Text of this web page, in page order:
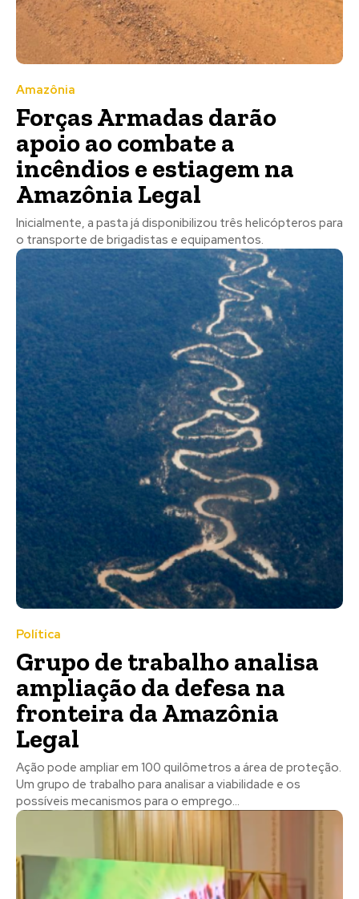
Amazônia
Forças Armadas darão
apoio ao combate a
incêndios e estiagem na
Amazônia Legal
Inicialmente, a pasta já disponibilizou três helicópteros para
o transporte de brigadistas e equipamentos.
Política
Grupo de trabalho analisa
ampliação da defesa na
fronteira da Amazônia
Legal
Ação pode ampliar em 100 quilômetros a área de proteção.
Um grupo de trabalho para analisar a viabilidade e os
possíveis mecanismos para o emprego...